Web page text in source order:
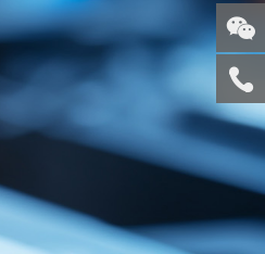
关注
微信
服务
顶部